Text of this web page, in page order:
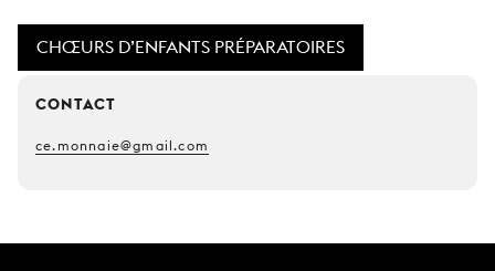
CHŒURS D’ENFANTS PRÉPARATOIRES
CONTACT
ce.monnaie@gmail.com